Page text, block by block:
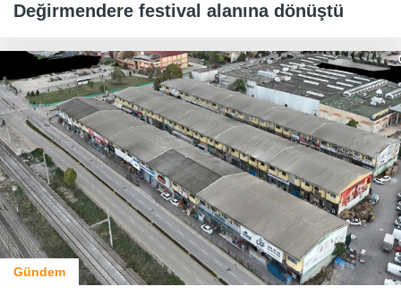
Değirmendere festival alanına dönüştü
Gündem